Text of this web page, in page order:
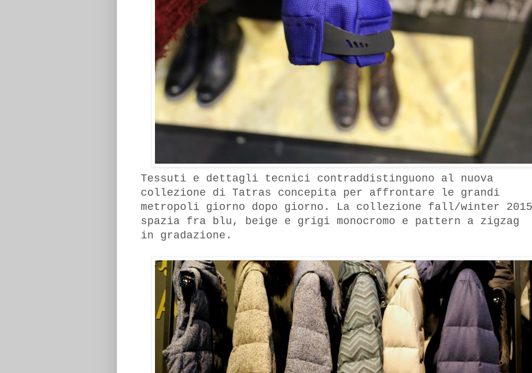
Tessuti e dettagli tecnici contraddistinguono al nuova
collezione di Tatras concepita per affrontare le grandi
metropoli giorno dopo giorno. La collezione fall/winter 2015
spazia fra blu, beige e grigi monocromo e pattern a zigzag
in gradazione.